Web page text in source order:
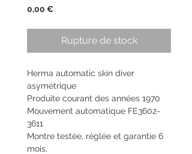
0,00 €Prix
Rupture de stock
Herma automatic skin diver
asymétrique
Produite courant des années 1970
Mouvement automatique FE3602-
3611
Montre testée, réglée et garantie 6
mois,